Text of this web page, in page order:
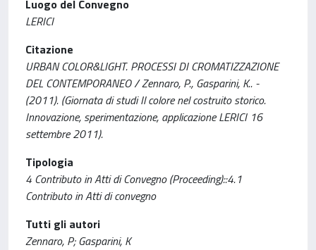
Luogo del Convegno
LERICI
Citazione
URBAN COLOR&LIGHT. PROCESSI DI CROMATIZZAZIONE
DEL CONTEMPORANEO / Zennaro, P., Gasparini, K.. -
(2011). (Giornata di studi Il colore nel costruito storico.
Innovazione, sperimentazione, applicazione LERICI 16
settembre 2011).
Tipologia
4 Contributo in Atti di Convegno (Proceeding)::4.1
Contributo in Atti di convegno
Tutti gli autori
Zennaro, P; Gasparini, K